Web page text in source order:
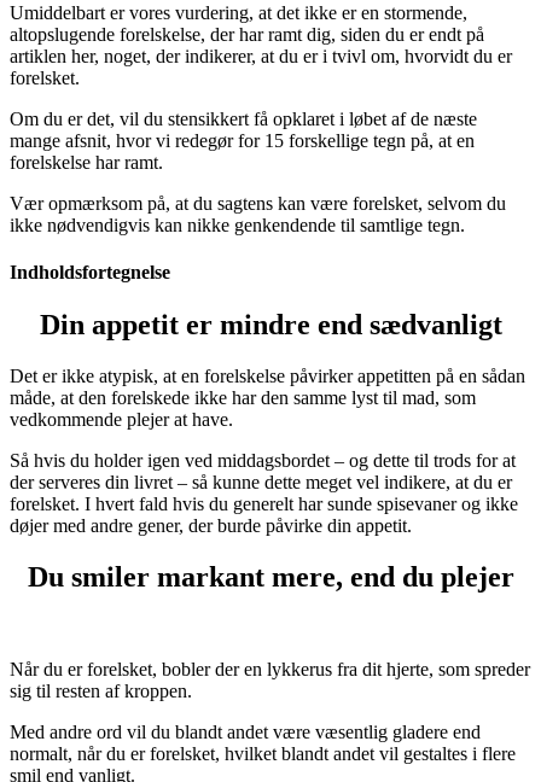
Umiddelbart er vores vurdering, at det ikke er en stormende,
altopslugende forelskelse, der har ramt dig, siden du er endt på
artiklen her, noget, der indikerer, at du er i tvivl om, hvorvidt du er
forelsket.
Om du er det, vil du stensikkert få opklaret i løbet af de næste
mange afsnit, hvor vi redegør for 15 forskellige tegn på, at en
forelskelse har ramt.
Vær opmærksom på, at du sagtens kan være forelsket, selvom du
ikke nødvendigvis kan nikke genkendende til samtlige tegn.
Indholdsfortegnelse
Din appetit er mindre end sædvanligt
Det er ikke atypisk, at en forelskelse påvirker appetitten på en sådan
måde, at den forelskede ikke har den samme lyst til mad, som
vedkommende plejer at have.
Så hvis du holder igen ved middagsbordet – og dette til trods for at
der serveres din livret – så kunne dette meget vel indikere, at du er
forelsket. I hvert fald hvis du generelt har sunde spisevaner og ikke
døjer med andre gener, der burde påvirke din appetit.
Du smiler markant mere, end du plejer
Når du er forelsket, bobler der en lykkerus fra dit hjerte, som spreder
sig til resten af kroppen.
Med andre ord vil du blandt andet være væsentlig gladere end
normalt, når du er forelsket, hvilket blandt andet vil gestaltes i flere
smil end vanligt.